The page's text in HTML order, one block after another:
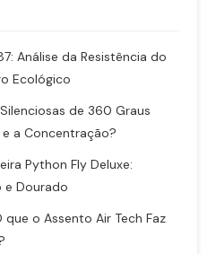
Análise da Resistência do
Ecológico
de 360 Graus
a Concentração?
Python Fly Deluxe:
e Dourado
que o Assento Air Tech Faz